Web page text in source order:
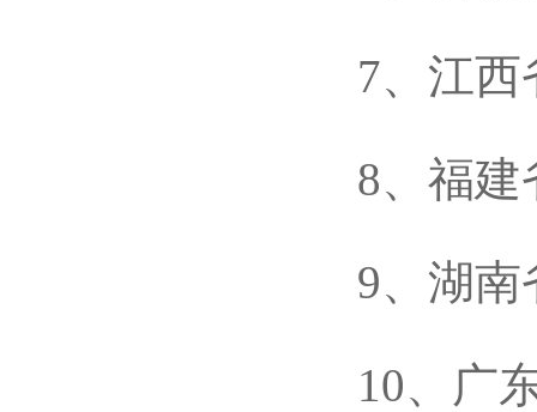
7、江西
8、福建
9、湖南省
10、广东